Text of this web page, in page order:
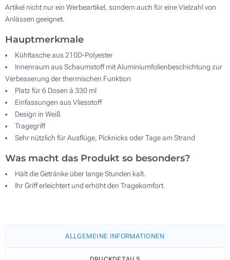
Artikel nicht nur ein Werbeartikel, sondern auch für eine Vielzahl von
Anlässen geeignet.
Hauptmerkmale
Kühltasche aus 210D-Polyester
Innenraum aus Schaumstoff mit Aluminiumfolienbeschichtung zur
Verbesserung der thermischen Funktion
Platz für 6 Dosen à 330 ml
Einfassungen aus Vliesstoff
Design in Weiß
Tragegriff
Sehr nützlich für Ausflüge, Picknicks oder Tage am Strand
Was macht das Produkt so besonders?
Hält die Getränke über lange Stunden kalt.
Ihr Griff erleichtert und erhöht den Tragekomfort.
ALLGEMEINE INFORMATIONEN